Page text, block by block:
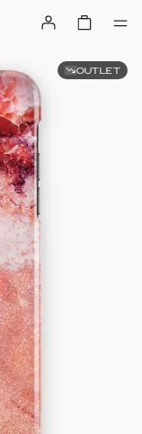
OUTLET